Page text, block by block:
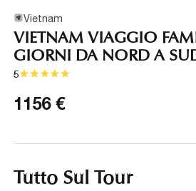
Vietnam
VIETNAM VIAGGIO
GIORNI DA NORD A
5
1156 €
Tutto Sul Tour